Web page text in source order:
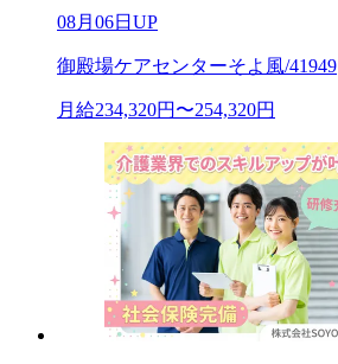
08月06日UP
御殿場ケアセンターそよ風/41949
月給234,320円〜254,320円